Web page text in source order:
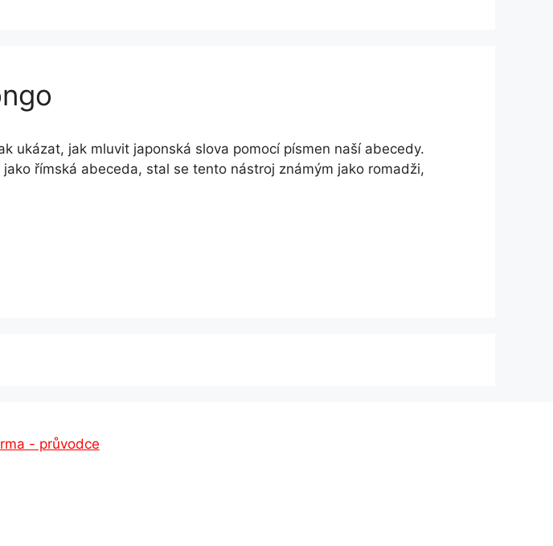
ukázat, jak mluvit japonská slova pomocí písmen naší abecedy.
římská abeceda, stal se tento nástroj známým jako romadži,
- průvodce